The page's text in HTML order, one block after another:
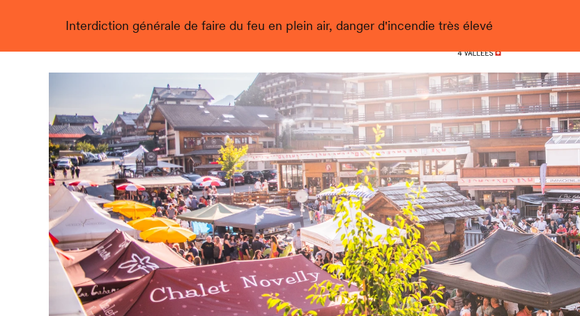
Interdiction générale de faire du feu en plein air, danger d'incendie très élevé
Nendaz
Live